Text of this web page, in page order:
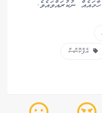
ނުކުރައްވައެވެ.
އެފްކޮންސް